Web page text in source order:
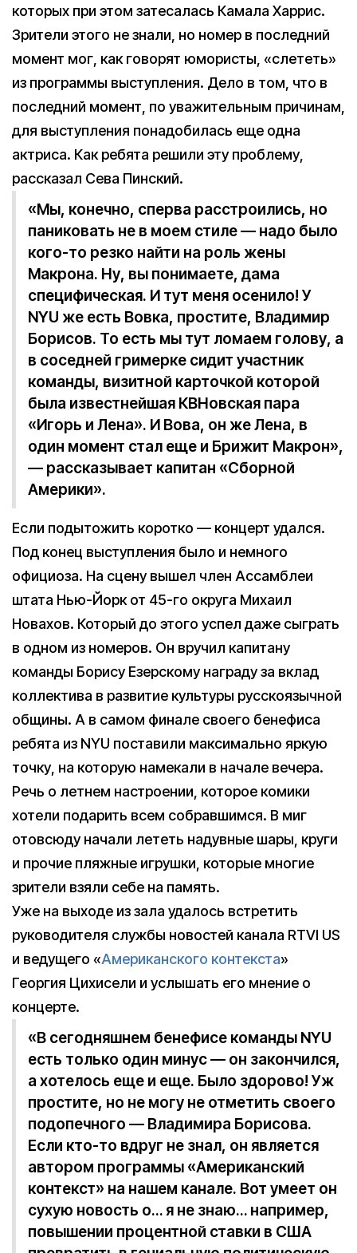
которых при этом затесалась Камала Харрис.
Зрители этого не знали, но номер в последний
момент мог, как говорят юмористы, «слететь»
из программы выступления. Дело в том, что в
последний момент, по уважительным причинам,
для выступления понадобилась еще одна
актриса. Как ребята решили эту проблему,
рассказал Сева Пинский.
«Мы, конечно, сперва расстроились, но
паниковать не в моем стиле — надо было
кого-то резко найти на роль жены
Макрона. Ну, вы понимаете, дама
специфическая. И тут меня осенило! У
NYU же есть Вовка, простите, Владимир
Борисов. То есть мы тут ломаем голову, а
в соседней гримерке сидит участник
команды, визитной карточкой которой
была известнейшая КВНовская пара
«Игорь и Лена». И Вова, он же Лена, в
один момент стал еще и Брижит Макрон»,
— рассказывает капитан «Сборной
Америки».
Если подытожить коротко — концерт удался.
Под конец выступления было и немного
официоза. На сцену вышел член Ассамблеи
штата Нью-Йорк от 45-го округа Михаил
Новахов. Который до этого успел даже сыграть
в одном из номеров. Он вручил капитану
команды Борису Езерскому награду за вклад
коллектива в развитие культуры русскоязычной
общины. А в самом финале своего бенефиса
ребята из NYU поставили максимально яркую
точку, на которую намекали в начале вечера.
Речь о летнем настроении, которое комики
хотели подарить всем собравшимся. В миг
отовсюду начали лететь надувные шары, круги
и прочие пляжные игрушки, которые многие
зрители взяли себе на память.
Уже на выходе из зала удалось встретить
руководителя службы новостей канала RTVI US
и ведущего «Американского контекста»
Георгия Цихисели и услышать его мнение о
концерте.
«В сегодняшнем бенефисе команды NYU
есть только один минус — он закончился,
а хотелось еще и еще. Было здорово! Уж
простите, но не могу не отметить своего
подопечного — Владимира Борисова.
Если кто-то вдруг не знал, он является
автором программы «Американский
контекст» на нашем канале. Вот умеет он
сухую новость о… я не знаю… например,
повышении процентной ставки в США